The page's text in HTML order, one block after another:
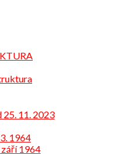
25. 11. 2023
1964
1964